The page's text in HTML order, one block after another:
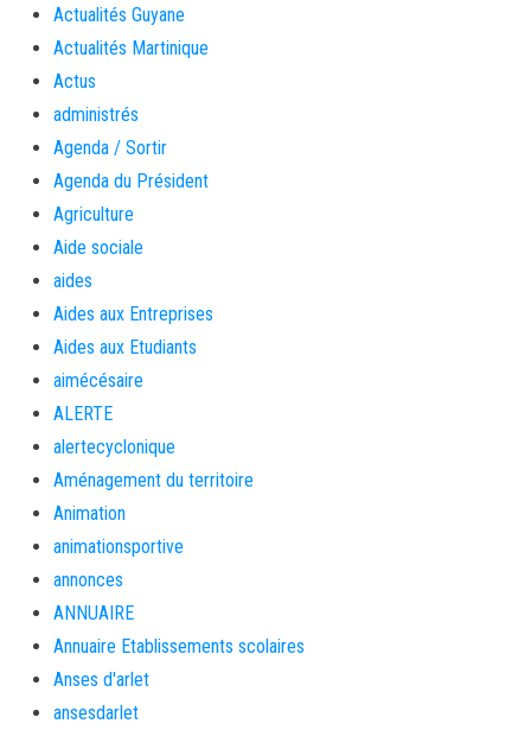
Actualités Guyane
Actualités Martinique
Actus
administrés
Agenda / Sortir
Agenda du Président
Agriculture
Aide sociale
aides
Aides aux Entreprises
Aides aux Etudiants
aimécésaire
ALERTE
alertecyclonique
Aménagement du territoire
Animation
animationsportive
annonces
ANNUAIRE
Annuaire Etablissements scolaires
Anses d'arlet
ansesdarlet